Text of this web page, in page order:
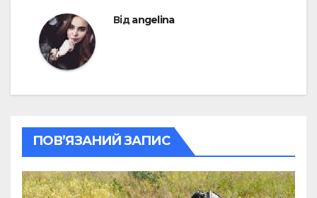
Відangelina
ПОВ’ЯЗАНИЙ ЗАПИС